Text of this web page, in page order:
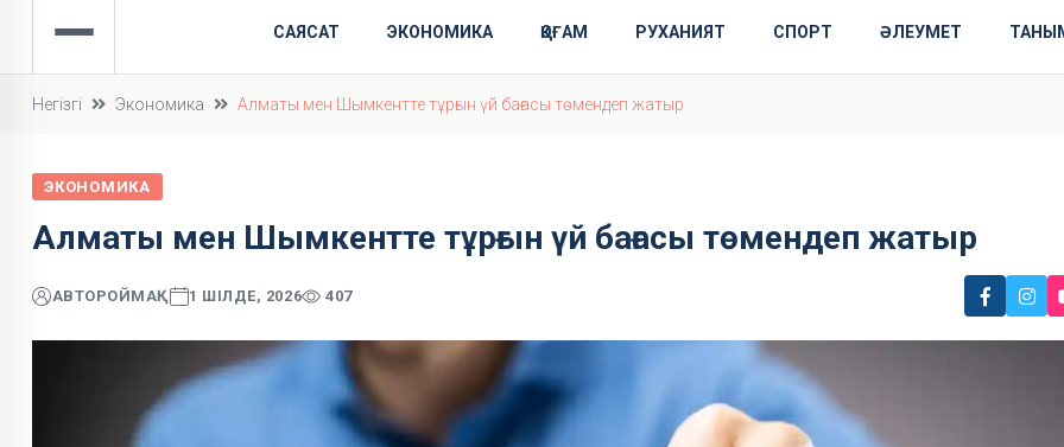
САЯСАТ ЭКОНОМИКА ҚОҒАМ РУХАНИЯТ СПОРТ ӘЛЕУМЕТ
Негізгі Экономика Алматы мен Шымкентте тұрғын үй бағасы төмендеп жатыр
ЭКОНОМИКА
Алматы мен Шымкентте тұрғын үй бағасы төмендеп жатыр
АВТОРОЙМАҚ 1 ШІЛДЕ, 2026 407